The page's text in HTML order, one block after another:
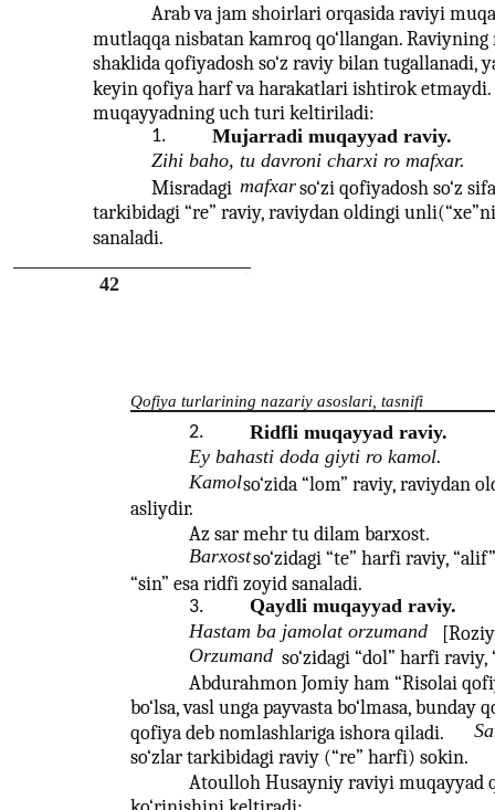
42
Arab va jam shoirlari orqasida raviyi
mutlaqqa nisbatan kamroq qo‘llangan.
shaklida qofiyadosh so‘z raviy bilan tugallanadi,
keyin qofiya harf va harakatlari ishtirok
muqayyadning uch turi keltiriladi:
1.
Mujarradi muqayyad raviy.
Zihi baho, tu davroni charxi ro mafxar.
Misradagi mafxarso‘zi qofiyadosh so‘z
tarkibidagi “re” raviy, raviydan oldingi
sanaladi.
Qofiya turlarining nazariy asoslari, tasnifi
2.
Ridfli muqayyad raviy.
Ey bahasti doda giyti ro kamol.
Kamolso‘zida “lom” raviy, raviydan
asliydir.
Az sar mehr tu dilam barxost.
Barxostso‘zidagi “te” harfi raviy,
“sin” esa ridfi zoyid sanaladi.
3.
Qaydli muqayyad raviy.
Hastam ba jamolat orzumand
Orzumand so‘zidagi “dol” harfi raviy,
Abdurahmon Jomiy ham “Risolai
bo‘lsa, vasl unga payvasta bo‘lmasa, bunday
qofiya deb nomlashlariga ishora qiladi.
so‘zlar tarkibidagi raviy (“re” harfi) sokin.
Atoulloh Husayniy raviyi muqayyad